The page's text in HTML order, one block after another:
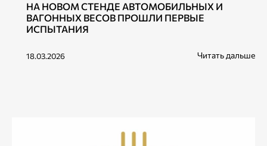
НА НОВОМ СТЕНДЕ АВТОМОБИЛЬНЫХ И
ВАГОННЫХ ВЕСОВ ПРОШЛИ ПЕРВЫЕ
ИСПЫТАНИЯ
18.03.2026 Читать дальше